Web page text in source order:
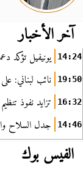
آخر الأخبار
14:24 يونيفيل تؤكد
19:50 نائب لبناني:
16:32 تزايد نفوذ
14:46 جدل السلاح
الفيس بوك